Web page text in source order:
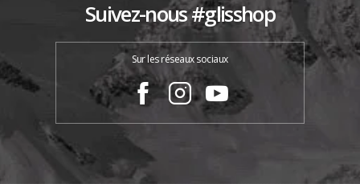
Suivez-nous #glisshop
Sur les réseaux sociaux